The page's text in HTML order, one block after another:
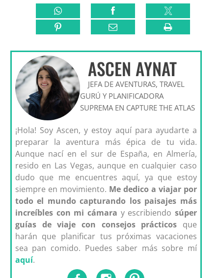
ASCEN AYNAT
JEFA DE AVENTURAS, TRAVEL
GURÚ Y PLANIFICADORA
SUPREMA EN CAPTURE THE ATLAS
¡Hola! Soy Ascen, y estoy aquí para ayudarte a
preparar la aventura más épica de tu vida.
Aunque nací en el sur de España, en Almería,
resido en Las Vegas, aunque en cualquier caso
dudo que me encuentres aquí, ya que estoy
siempre en movimiento. Me dedico a viajar por
todo el mundo capturando los paisajes más
increíbles con mi cámara y escribiendo súper
guías de viaje con consejos prácticos que
harán que planificar tus próximas vacaciones
sea pan comido. Puedes saber más sobre mí
aquí.